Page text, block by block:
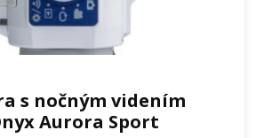
s nočným videním
Aurora Sport